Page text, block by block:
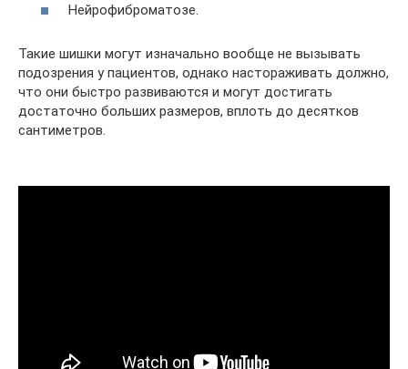
Нейрофиброматозе.
Такие шишки могут изначально вообще не вызывать
подозрения у пациентов, однако настораживать должно,
что они быстро развиваются и могут достигать
достаточно больших размеров, вплоть до десятков
сантиметров.